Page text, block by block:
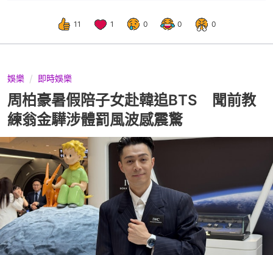
11 1 0 0 0
娛樂 即時娛樂
周柏豪暑假陪子女赴韓追BTS 聞前教
練翁金驊涉體罰風波感震驚